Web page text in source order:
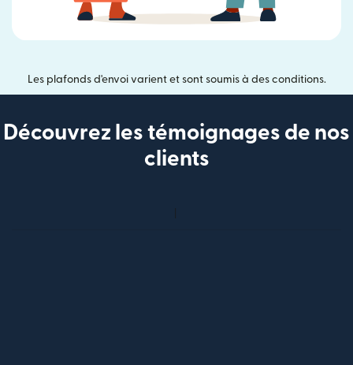
Les plafonds d'envoi varient et sont soumis à des conditions.
Découvrez les témoignages de nos
clients